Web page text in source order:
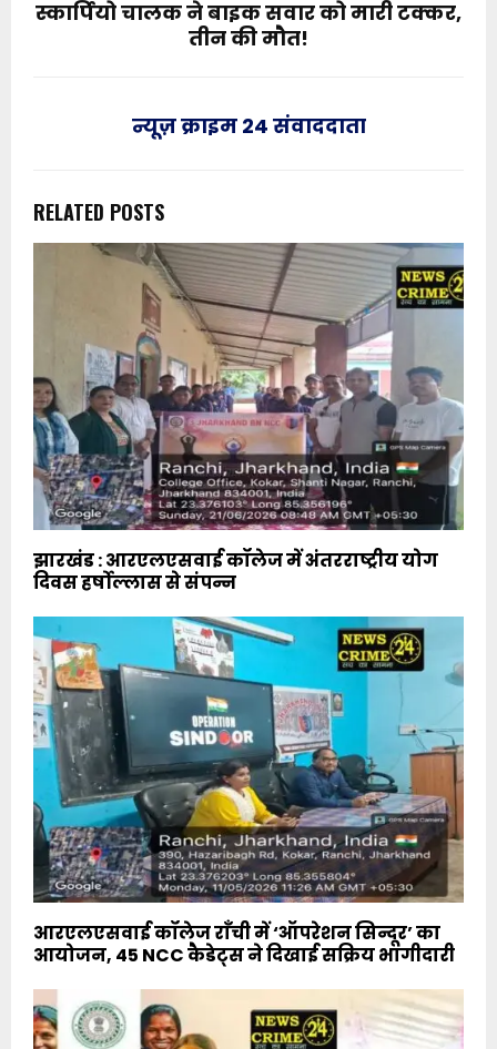
स्कार्पियो चालक ने बाइक सवार को मारी टक्कर,
तीन की मौत!
न्यूज़ क्राइम 24 संवाददाता
RELATED POSTS
झारखंड : आरएलएसवाई कॉलेज में अंतरराष्ट्रीय योग
दिवस हर्षोल्लास से संपन्न
आरएलएसवाई कॉलेज राँची में ‘ऑपरेशन सिन्दूर’ का
आयोजन, 45 NCC कैडेट्स ने दिखाई सक्रिय भागीदारी